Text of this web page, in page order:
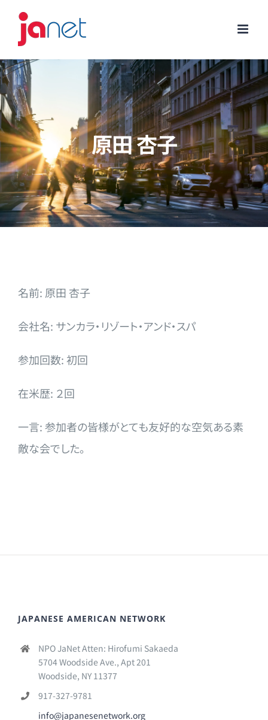
Skip
原田 杏子
名前: 原田 杏子
会社名: サンカラ・リゾート・アンド・スパ
参加回数: 初回
在米歴: ２回
一言: 参加者の皆様がとても友好的な空気ある素
敵な会でした。
JAPANESE AMERICAN NETWORK
NPO JaNet Atten: Hirofumi Sakaeda
5704 Woodside Ave., Apt 201
Woodside, NY 11377
917-327-9781
info@japanesenetwork.org